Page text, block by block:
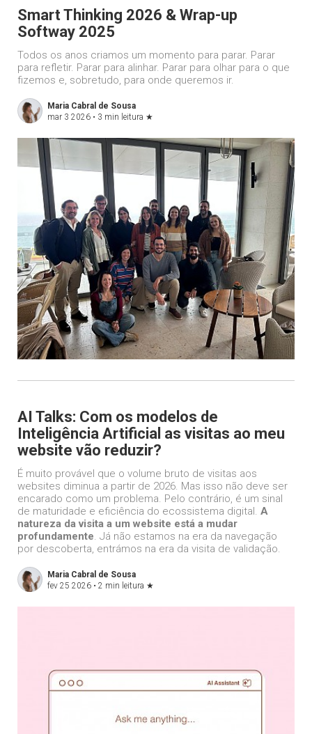
Smart Thinking 2026 & Wrap-up
Softway 2025
Todos os anos criamos um momento para parar. Parar
para refletir. Parar para alinhar. Parar para olhar para o que
fizemos e, sobretudo, para onde queremos ir.
Maria Cabral de Sousa
mar 3 2026 • 3 min leitura ★
AI Talks: Com os modelos de
Inteligência Artificial as visitas ao meu
website vão reduzir?
É muito provável que o volume bruto de visitas aos
websites diminua a partir de 2026. Mas isso não deve ser
encarado como um problema. Pelo contrário, é um sinal
de maturidade e eficiência do ecossistema digital. A
natureza da visita a um website está a mudar
profundamente. Já não estamos na era da navegação
por descoberta, entrámos na era da visita de validação.
Maria Cabral de Sousa
fev 25 2026 • 2 min leitura ★